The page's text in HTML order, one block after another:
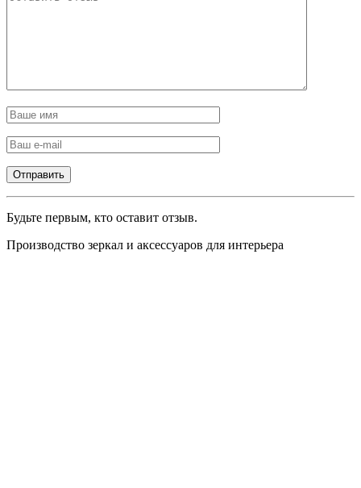
Будьте первым, кто оставит отзыв.
Производство зеркал и аксессуаров для интерьера